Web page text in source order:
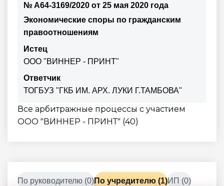
№ А64-3169/2020 от 25 мая 2020 года
Экономические споры по гражданским
правоотношениям
Истец
ООО "ВИННЕР - ПРИНТ"
Ответчик
ТОГБУЗ "ГКБ ИМ. АРХ. ЛУКИ Г.ТАМБОВА"
Все арбитражные процессы с участием
ООО "ВИННЕР - ПРИНТ" (40)
По руководителю (0)По учредителю (1)ИП (0)